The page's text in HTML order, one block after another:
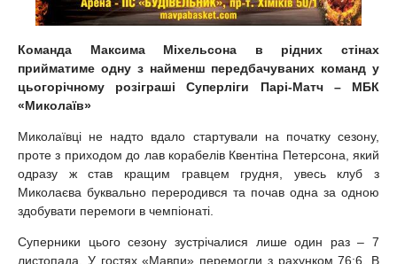
Команда Максима Міхельсона в рідних стінах
прийматиме одну з найменш передбачуваних команд у
цьогорічному розіграші Суперліги Парі-Матч – МБК
«Миколаїв»
Миколаївці не надто вдало стартували на початку сезону,
проте з приходом до лав корабелів Квентіна Петерсона, який
одразу ж став кращим гравцем грудня, увесь клуб з
Миколаєва буквально переродився та почав одна за одною
здобувати перемоги в чемпіонаті.
Суперники цього сезону зустрічалися лише один раз – 7
листопада. У гостях «Мавпи» перемогли з рахунком 76:6. В